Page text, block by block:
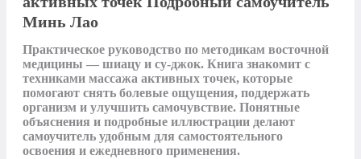
Минь Лао
Практическое руководство по методикам восточной
медицины — шиацу и су-джок. Книга знакомит с
техниками массажа активных точек, которые
помогают снять болевые ощущения, поддержать
организм и улучшить самочувствие. Понятные
объяснения и подробные иллюстрации делают
самоучитель удобным для самостоятельного
освоения и ежедневного применения.